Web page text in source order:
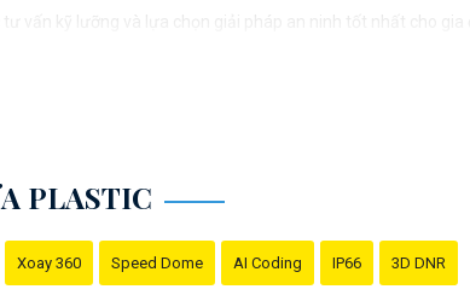
vấn kỹ lưỡng và lựa chọn giải pháp an ninh tốt nhất cho gia
PLASTIC
Xoay 360 Speed Dome AI Coding IP66 3D DNR